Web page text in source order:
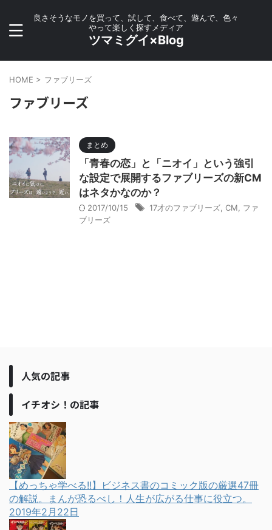
良さそうなモノを買って、試して、食べて、遊んで、色々
やって楽しく探すメディア
ツマミグイ×Blog
HOME > ファブリーズ
ファブリーズ
まとめ
「青春の恋」と「ニオイ」という強引
な設定で展開するファブリーズの新CM
はネタかなのか？
2017/10/15 17才のファブリーズ CM
ファ
ブリーズ
人気の記事
イチオシ！の記事
【めっちゃ学べる!!】ビジネス書のコミック版の厳選47冊
の解説。まんが恐るべし！人生が広がる仕事に役立つ。
2019年2月22日